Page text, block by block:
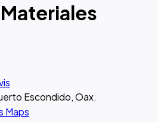
Escondido, Oax.
Maps